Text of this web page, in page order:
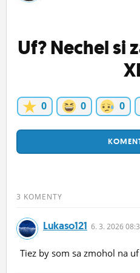
Uf? Nechel si
0 0 0
3 KOMENTY
Lukaso121 6. 3. 2026
Tiez by som sa zmohol na